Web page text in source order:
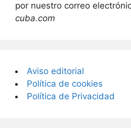
por nuestro correo
cuba.com
Aviso editorial
Política de cookies
Política de Privacidad